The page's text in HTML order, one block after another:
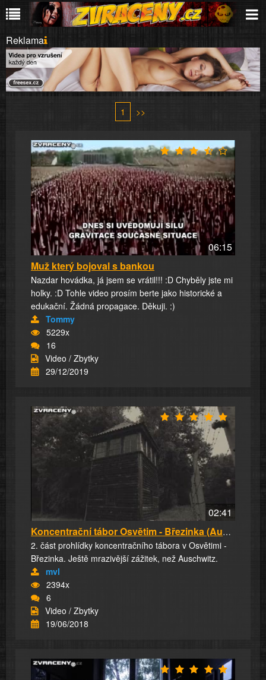
Reklama
1 >>
06:15
Muž který bojoval s bankou
Nazdar hovádka, já jsem se vrátil!!! :D Chyběly jste mi
holky. :D Tohle video prosím berte jako historické a
edukační. Žádná propagace. Děkuji. :)
Tommy
5229x
16
Video / Zbytky
29/12/2019
02:41
Koncentrační tábor Osvětim - Březinka (Auschw...
2. část prohlídky koncentračního tábora v Osvětimi -
Březinka. Ještě mrazivější zážitek, než Auschwitz.
mvl
2394x
6
Video / Zbytky
19/06/2018